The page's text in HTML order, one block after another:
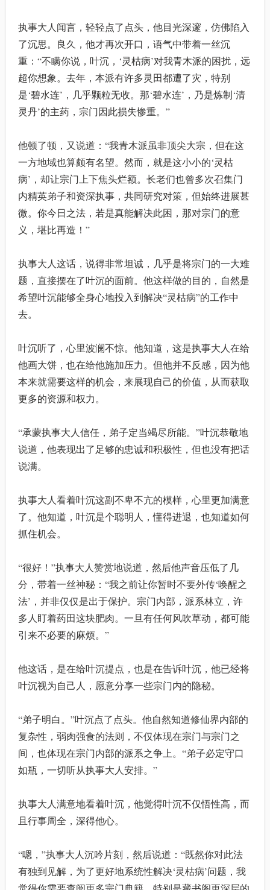
执事大人闻言，轻轻点了点头，他目光深邃，仿佛陷入
了沉思。良久，他才再次开口，语气中带着一丝沉
重：“不瞒你说，叶沉，‘灵枯病’对我青木派的困扰，远
超你想象。去年，本派有许多灵田都遭了灾，特别
是‘碧水连’，几乎颗粒无收。那‘碧水连’，乃是炼制‘清
灵丹’的主药，宗门因此损失惨重。”
他顿了顿，又说道：“我青木派虽非顶尖大宗，但在这
一方地域也算颇有名望。然而，就是这小小的‘灵枯
病’，却让宗门上下焦头烂额。长老们也曾多次召集门
内精英弟子和资深执事，共同研究对策，但始终进展甚
微。你今日之法，若是真能解决此困，那对宗门的意
义，堪比再造！”
执事大人这话，说得非常坦诚，几乎是将宗门的一大难
题，直接摆在了叶沉的面前。他这样做的目的，自然是
希望叶沉能够全身心地投入到解决“灵枯病”的工作中
去。
叶沉听了，心里波澜不惊。他知道，这是执事大人在给
他画大饼，也在给他施加压力。但他并不反感，因为他
本来就需要这样的机会，来展现自己的价值，从而获取
更多的资源和权力。
“承蒙执事大人信任，弟子定当竭尽所能。”叶沉恭敬地
说道，他表现出了足够的忠诚和积极性，但也没有把话
说满。
执事大人看着叶沉这副不卑不亢的模样，心里更加满意
了。他知道，叶沉是个聪明人，懂得进退，也知道如何
抓住机会。
“很好！”执事大人赞赏地说道，然后他声音压低了几
分，带着一丝神秘：“我之前让你暂时不要外传‘唤醒之
法’，并非仅仅是出于保护。宗门内部，派系林立，许
多人盯着药田这块肥肉。一旦有任何风吹草动，都可能
引来不必要的麻烦。”
他这话，是在给叶沉提点，也是在告诉叶沉，他已经将
叶沉视为自己人，愿意分享一些宗门内的隐秘。
“弟子明白。”叶沉点了点头。他自然知道修仙界内部的
复杂性，弱肉强食的法则，不仅体现在宗门与宗门之
间，也体现在宗门内部的派系之争上。“弟子必定守口
如瓶，一切听从执事大人安排。”
执事大人满意地看着叶沉，他觉得叶沉不仅悟性高，而
且行事周全，深得他心。
“嗯，”执事大人沉吟片刻，然后说道：“既然你对此法
有独到见解，为了更好地系统性解决‘灵枯病’问题，我